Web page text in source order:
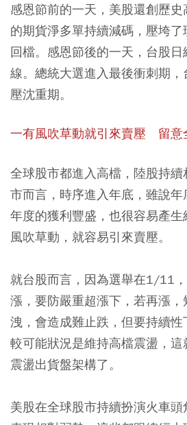
感恩節前的一天，美股還創歷
的期貨淨多單持續減碼，壓垮
回檔。感恩節後的一天，台股日
線。總統大選進入最後衝刺期
壓沈重期。
一有風吹草動就引來賣壓 留意
全球股市都進入高檔，陸股持
市而言，時序進入年底，雖說
年度的獲利豐盛，也很容易產
風吹草動，就容易引來賣壓。
就台股而言，因為選舉在1/11
漲，要防嚴重超漲下，若再漲
洩，會造成難止跌，但要持續性
較可能狀況是維持高檔震盪，
震盪出貨盤架構了。
美股在全球股市持續扮演火車